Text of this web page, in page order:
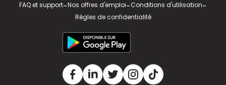
FAQ et support-Nos offres d'emploi-Conditions d'utilisation-
Règles de confidentialité